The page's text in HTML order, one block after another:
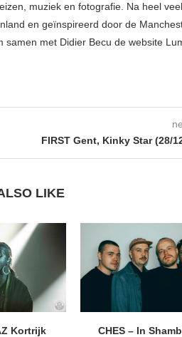
muziek en fotografie. Na heel veel
en geïnspireerd door de
samen met Didier Becu de website
FIRST Gent, Kinky Star (28/
LIKE
Kortrijk
CHES – In